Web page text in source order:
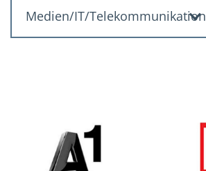
Medien/IT/Telekommunikation